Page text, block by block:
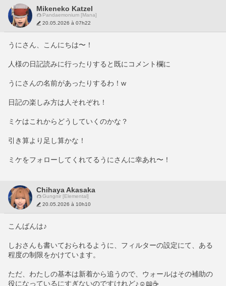
Mikeneko Katzel
Pandaemonium [Mana]
20.05.2026 à 07h22
うにさん、こんにちは〜！
人様の日記読みに行ったりすると既にコメント欄に
うにさんの名前があったりするわ！w
日記の楽しみ方は人それぞれ！
ミケはこれからどうしていくのかな？
引き算より足し算かな！
ミケをフォローしてくれてるうにさんに幸あれ〜！
Chihaya Akasaka
Gungnir [Elemental]
20.05.2026 à 10h10
こんばんは♪
しおさんも書いておられるように、フィルターの設定にて、ある
程度の制限をかけています。
ただ、わたしの基本は新着から追うので、ウォールはその補助の
役になっているにすぎないのですけれど♪☺️📖☕